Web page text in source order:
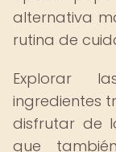
alternativa
rutina de
Explorar
ingredientes
disfrutar de
que